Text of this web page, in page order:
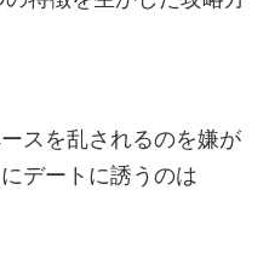
スを乱されるのを嫌が
デートに誘うのは